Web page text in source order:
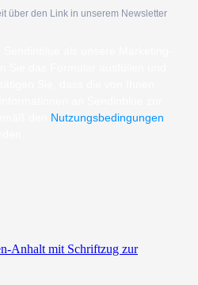
über den Link in unserem Newsletter
Nutzungsbedingungen